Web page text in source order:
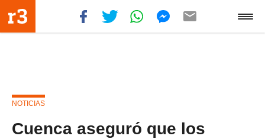
NOTICIAS
Cuenca aseguró que los